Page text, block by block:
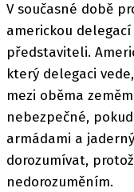
V současné době
americkou
představiteli.
který delegaci
mezi oběma
nebezpečné,
armádami a
dorozumívat,
nedorozuměním.